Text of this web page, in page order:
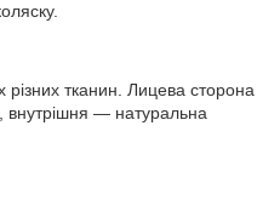
тканин. Лицева сторона
внутрішня — натуральна